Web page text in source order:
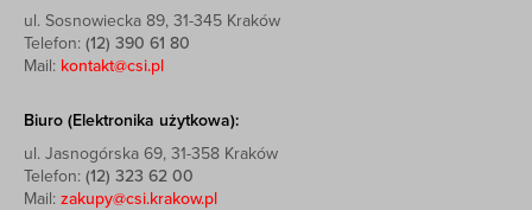
ul. Sosnowiecka 89, 31-345 Kraków
Telefon: (12) 390 61 80
Mail: kontakt@csi.pl
Biuro (Elektronika użytkowa):
ul. Jasnogórska 69, 31-358 Kraków
Telefon: (12) 323 62 00
Mail: zakupy@csi.krakow.pl